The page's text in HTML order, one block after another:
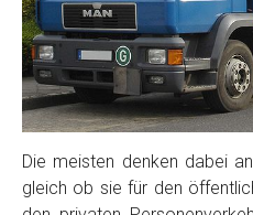
Die meisten denken dabei
gleich ob sie für den